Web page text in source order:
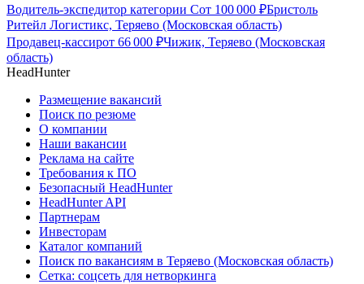
Водитель-экспедитор категории Сот 100 000 ₽Бристоль
Ритейл Логистикс, Теряево (Московская область)
Продавец-кассирот 66 000 ₽Чижик, Теряево (Московская
область)
HeadHunter
Размещение вакансий
Поиск по резюме
О компании
Наши вакансии
Реклама на сайте
Требования к ПО
Безопасный HeadHunter
HeadHunter API
Партнерам
Инвесторам
Каталог компаний
Поиск по вакансиям в Теряево (Московская область)
Сетка: соцсеть для нетворкинга